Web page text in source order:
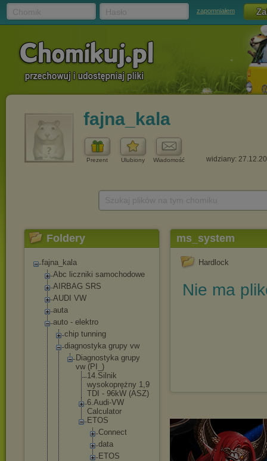
zapomniałem
fajna_kala
Prezent Ulubiony Wiadomość widziany:
Foldery
fajna_kala
Abc liczniki samochodowe
AIRBAG SRS
AUDI VW
auta
auto - elektro
chip tunning
diagnostyka grupy vw
Diagnostyka grupy
vw (PI_)
14.Silni k
wysokoprężny 1,9
TDI - 96kW (ASZ)
6.Audi-VW
Calculator
ETOS
Connect
data
ETOS
ms_system
Hardlock
Nie ma